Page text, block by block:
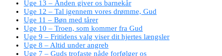
Uge 13 – Ånden giver os barnekår
Uge 12 – Tal igennem vores drømme, Gud
Uge 11 – Bøn med tårer
Uge 10 – Troen, som kommer fra Gud
Uge 9 – Fritidens valg viser dit hjertes længsler
Uge 8 – Altid under angreb
Uge 7 – Guds trofaste nåde forfølger os